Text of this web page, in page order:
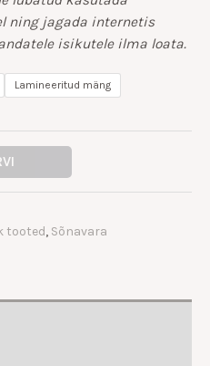
ning jagada internetis
isikutele ilma loata.
Lamineeritud mäng
tooted, Sõnavara